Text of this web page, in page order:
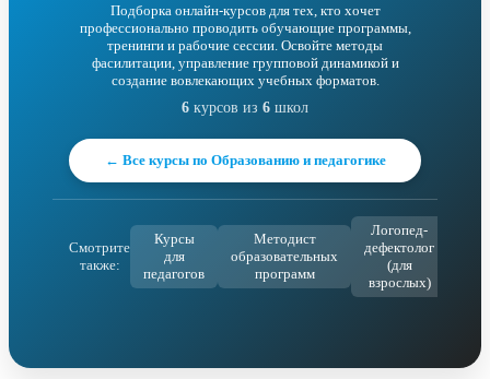
Подборка онлайн-курсов для тех, кто хочет
профессионально проводить обучающие программы,
тренинги и рабочие сессии. Освойте методы
фасилитации, управление групповой динамикой и
создание вовлекающих учебных форматов.
6 курсов из 6 школ
← Все курсы по Образованию и педагогике
Смотрите
также:
Курсы
для
педагогов
Методист
образовательных
программ
Логопед-
дефектолог
(для
взрослых)